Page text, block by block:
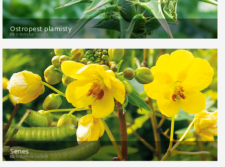
Ostropest plamisty
Senes